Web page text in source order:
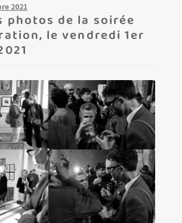
Chaland
Chaland
2021
photos de la soirée
le vendredi 1er